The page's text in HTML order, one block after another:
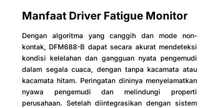
Manfaat Driver Fatigue Monitor
Dengan algoritma yang canggih dan mode non-
kontak, DFM688-B dapat secara akurat mendeteksi
kondisi kelelahan dan gangguan nyata pengemudi
dalam segala cuaca, dengan tanpa kacamata atau
kacamata hitam. Peringatan dininya menyelamatkan
nyawa pengemudi dan melindungi properti
perusahaan. Setelah diintegrasikan dengan sistem